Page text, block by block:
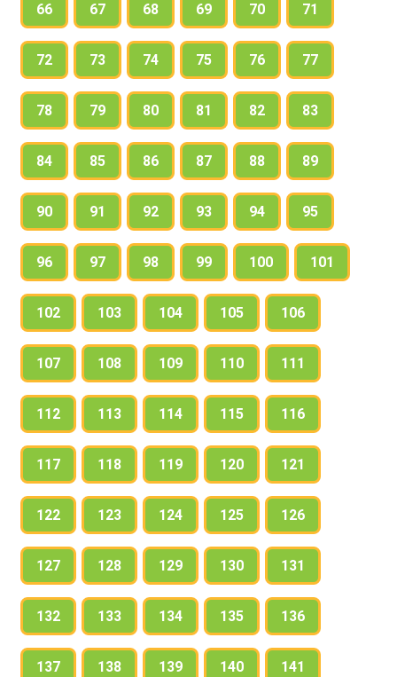
66 67 68 69 70 71
72 73 74 75 76 77
78 79 80 81 82 83
84 85 86 87 88 89
90 91 92 93 94 95
96 97 98 99 100 101
102 103 104 105 106
107 108 109 110 111
112 113 114 115 116
117 118 119 120 121
122 123 124 125 126
127 128 129 130 131
132 133 134 135 136
137 138 139 140 141